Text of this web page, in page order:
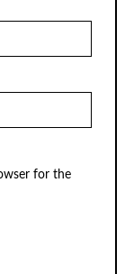
for the